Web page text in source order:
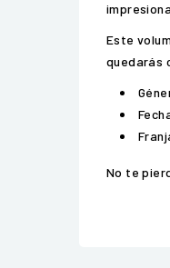
Este
quedarás
No te